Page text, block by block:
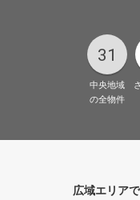
31
中央地域
の全物件
広域エリア